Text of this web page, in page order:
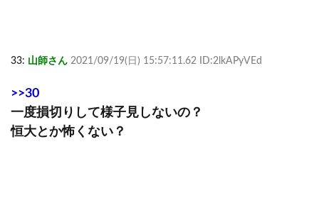
33: 山師さん 2021/09/19(日) 15:57:11.62 ID:2lkAPyVEd
>>30
一度損切りして様子見しないの？
恒大とか怖くない？